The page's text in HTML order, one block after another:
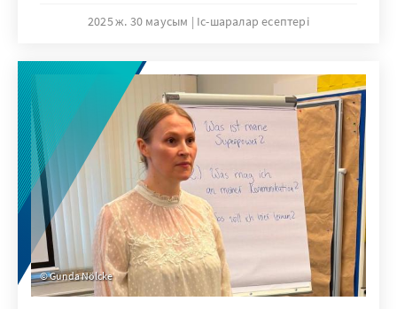
International Institute for Strategic Studies
Akademie.
2025 ж. 30 маусым Іс-шаралар есептері
Gunda Nölcke